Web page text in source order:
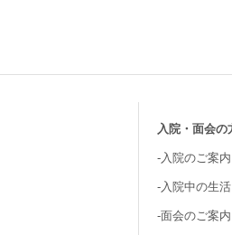
入院・面会の
-入院のご案内
-入院中の生
-面会のご案内